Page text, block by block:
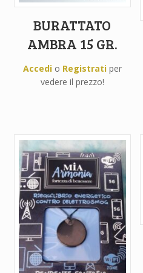
BURATTATO
AMBRA 15 GR.
Accedio Registratiper
vedere il prezzo!